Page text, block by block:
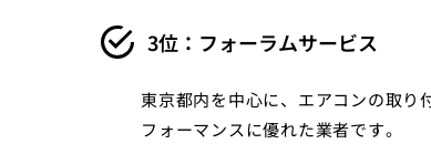
3位：フォーラムサービス
東京都内を中心に、エアコンの取り
フォーマンスに優れた業者です。